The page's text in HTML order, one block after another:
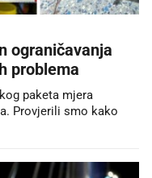
ograničavanja
problema
paketa mjera
Provjerili smo kako